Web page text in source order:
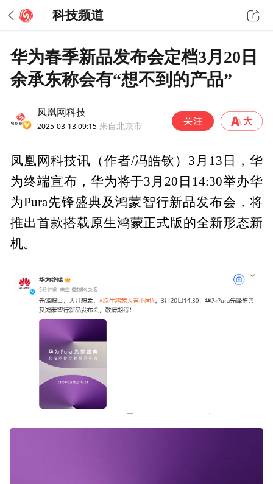
科技频道
华为春季新品发布会定档3月20日
余承东称会有“想不到的产品”
凤凰网科技
2025-03-13 09:15 来自北京市
凤凰网科技讯（作者/冯皓钦）3月13日，华
为终端宣布，华为将于3月20日14:30举办华
为Pura先锋盛典及鸿蒙智行新品发布会，将
推出首款搭载原生鸿蒙正式版的全新形态新
机。